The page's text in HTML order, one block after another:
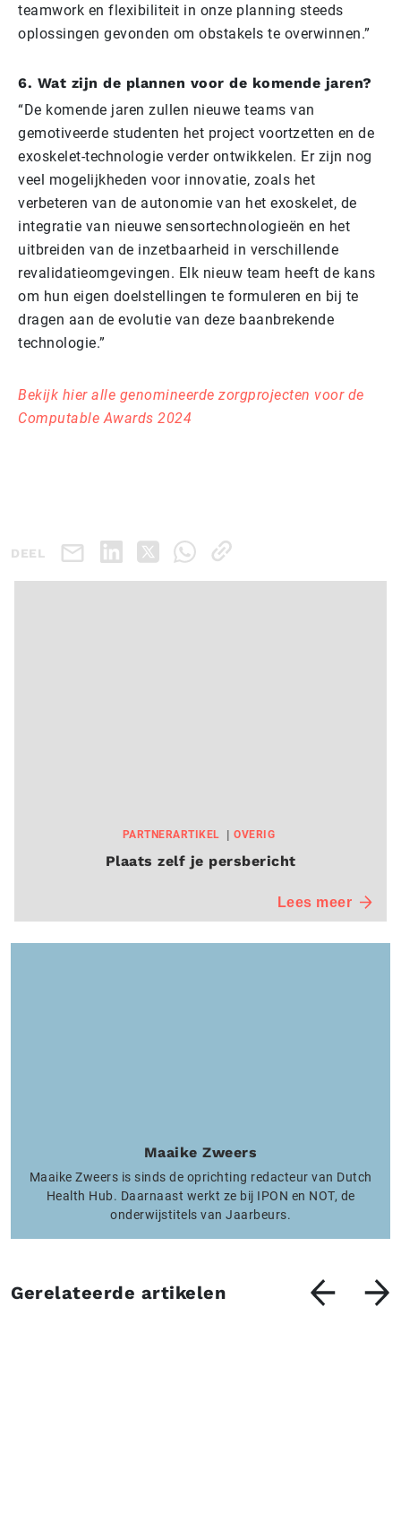
teamwork en flexibiliteit in onze planning steeds
oplossingen gevonden om obstakels te overwinnen.”
6. Wat zijn de plannen voor de komende jaren?
“De komende jaren zullen nieuwe teams van
gemotiveerde studenten het project voortzetten en de
exoskelet-technologie verder ontwikkelen. Er zijn nog
veel mogelijkheden voor innovatie, zoals het
verbeteren van de autonomie van het exoskelet, de
integratie van nieuwe sensortechnologieën en het
uitbreiden van de inzetbaarheid in verschillende
revalidatieomgevingen. Elk nieuw team heeft de kans
om hun eigen doelstellingen te formuleren en bij te
dragen aan de evolutie van deze baanbrekende
technologie.”
Bekijk hier alle genomineerde zorgprojecten voor de
Computable Awards 2024
DEEL
PARTNERARTIKEL OVERIG
Plaats zelf je persbericht
Lees meer
Maaike Zweers
Maaike Zweers is sinds de oprichting redacteur van Dutch
Health Hub. Daarnaast werkt ze bij IPON en NOT, de
onderwijstitels van Jaarbeurs.
Gerelateerde artikelen